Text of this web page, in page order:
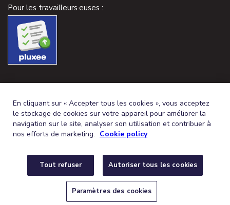
Pour les travailleurs·euses :
FRENCH (BELGIUM)
DEDEUTSCH (BELGIEN)
CONDITIONS GÉNÉRALES
PROTECTION DE LA VIE PRIVÉE
En cliquant sur « Accepter tous les cookies », vous acceptez
le stockage de cookies sur votre appareil pour améliorer la
navigation sur le site, analyser son utilisation et contribuer à
nos efforts de marketing. Cookie policy
Tout refuser Autoriser tous les cookies
Paramètres des cookies